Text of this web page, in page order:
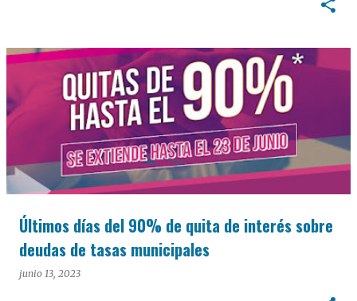
Últimos días del 90% de quita de interés sobre
deudas de tasas municipales
junio 13, 2023